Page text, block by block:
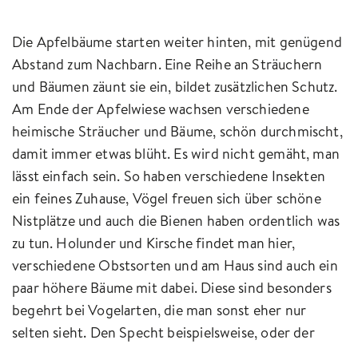
Die Apfelbäume starten weiter hinten, mit genügend
Abstand zum Nachbarn. Eine Reihe an Sträuchern
und Bäumen zäunt sie ein, bildet zusätzlichen Schutz.
Am Ende der Apfelwiese wachsen verschiedene
heimische Sträucher und Bäume, schön durchmischt,
damit immer etwas blüht. Es wird nicht gemäht, man
lässt einfach sein. So haben verschiedene Insekten
ein feines Zuhause, Vögel freuen sich über schöne
Nistplätze und auch die Bienen haben ordentlich was
zu tun. Holunder und Kirsche findet man hier,
verschiedene Obstsorten und am Haus sind auch ein
paar höhere Bäume mit dabei. Diese sind besonders
begehrt bei Vogelarten, die man sonst eher nur
selten sieht. Den Specht beispielsweise, oder der